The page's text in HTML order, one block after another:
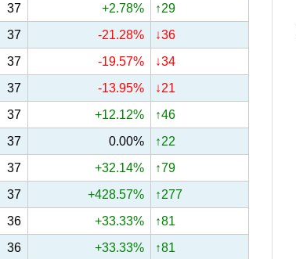
37 +2.78%
↑29
37 -21.28%
↓36
37 -19.57%
↓34
37 -13.95%
↓21
37 +12.12%
↑46
37 0.00%
↑22
37 +32.14%
↑79
37 +428.57%
↑277
36 +33.33%
↑81
36 +33.33%
↑81